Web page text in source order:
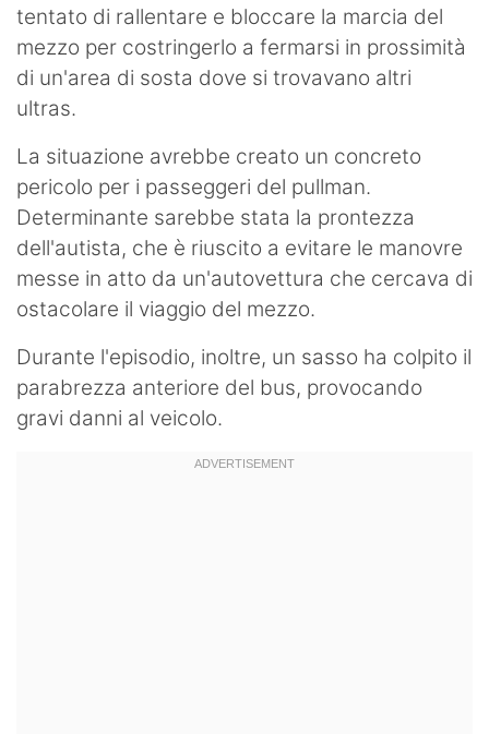
tentato di rallentare e bloccare la marcia del
mezzo per costringerlo a fermarsi in prossimità
di un'area di sosta dove si trovavano altri
ultras.
La situazione avrebbe creato un concreto
pericolo per i passeggeri del pullman.
Determinante sarebbe stata la prontezza
dell'autista, che è riuscito a evitare le manovre
messe in atto da un'autovettura che cercava di
ostacolare il viaggio del mezzo.
Durante l'episodio, inoltre, un sasso ha colpito il
parabrezza anteriore del bus, provocando
gravi danni al veicolo.